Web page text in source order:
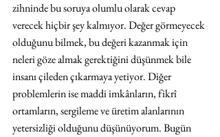
zihninde bu soruya olumlu olarak cevap
verecek hiçbir şey kalmıyor. Değer görmeyecek
olduğunu bilmek, bu değeri kazanmak için
neleri göze almak gerektiğini düşünmek bile
insanı çileden çıkarmaya yetiyor. Diğer
problemlerin ise maddi imkânların, fikrî
ortamların, sergileme ve üretim alanlarının
yetersizliği olduğunu düşünüyorum. Bugün